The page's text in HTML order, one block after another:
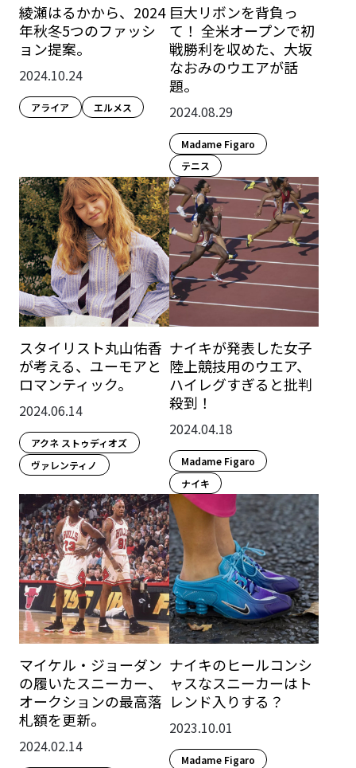
綾瀬はるかから、2024
年秋冬5つのファッシ
ョン提案。
2024.10.24
アライア エルメス
巨大リボンを背負っ
て！ 全米オープンで初
戦勝利を収めた、大坂
なおみのウエアが話
題。
2024.08.29
Madame Figaro
テニス
スタイリスト丸山佑香
が考える、ユーモアと
ロマンティック。
2024.06.14
アクネ ストゥディオズ
ヴァレンティノ
ナイキが発表した女子
陸上競技用のウエア、
ハイレグすぎると批判
殺到！
2024.04.18
Madame Figaro
ナイキ
マイケル・ジョーダン
の履いたスニーカー、
オークションの最高落
札額を更新。
2024.02.14
ナイキのヒールコンシ
ャスなスニーカーはト
レンド入りする？
2023.10.01
Madame Figaro